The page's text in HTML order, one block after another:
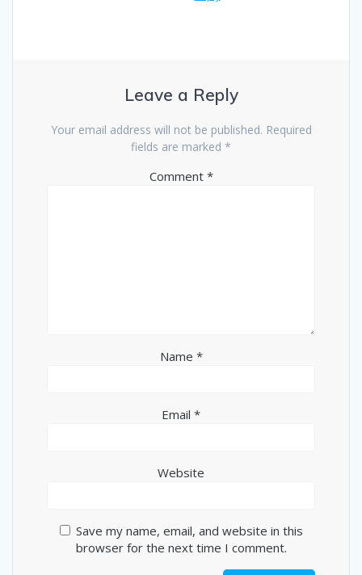
Leave a Reply
Your email address will not be published. Required
fields are marked *
Comment *
Name *
Email *
Website
Save my name, email, and website in this
browser for the next time I comment.